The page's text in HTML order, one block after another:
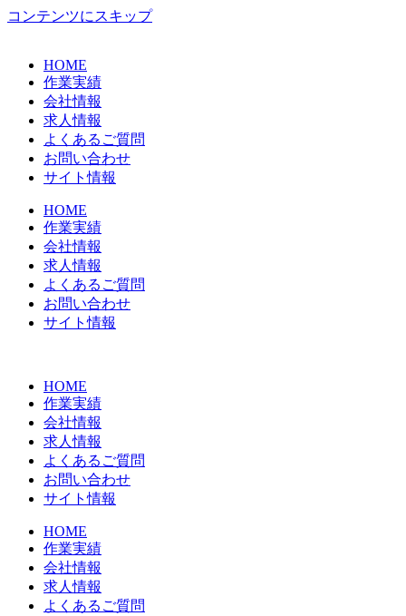
コンテンツにスキップ
HOME
作業実績
会社情報
求人情報
よくあるご質問
お問い合わせ
サイト情報
HOME
作業実績
会社情報
求人情報
よくあるご質問
お問い合わせ
サイト情報
HOME
作業実績
会社情報
求人情報
よくあるご質問
お問い合わせ
サイト情報
HOME
作業実績
会社情報
求人情報
よくあるご質問